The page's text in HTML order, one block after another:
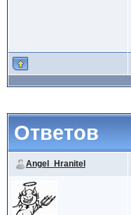
Ответов
Angel_Hranitel